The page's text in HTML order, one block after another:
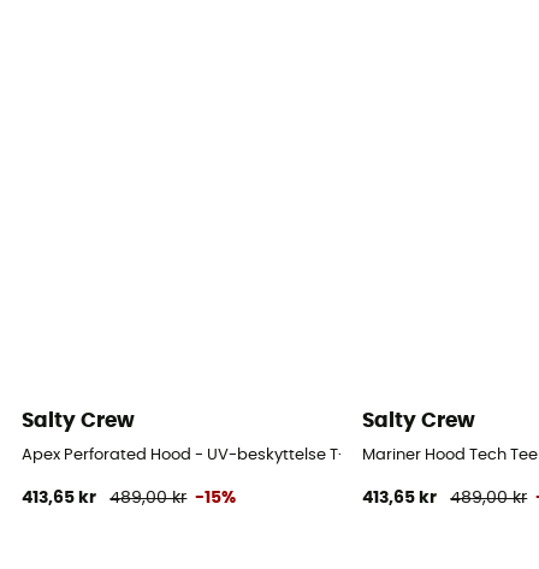
Salty Crew
Apex Perforated Hood - UV-beskyttelse T-shirts - Herrer
413,65 kr 489,00 kr -15%
Salty Crew
Mariner Hood Tech
413,65 kr 489,00 kr